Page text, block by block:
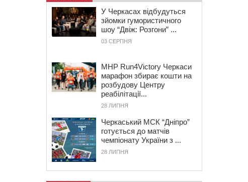
У Черкасах відбудуться
зйомки гумористичного
шоу “Двіж: Розгони” ...
03 СЕРПНЯ
MHP Run4Victory Черкаси
марафон збирає кошти на
розбудову Центру
реабілітації...
28 ЛИПНЯ
Черкаський МСК “Дніпро”
готується до матчів
чемпіонату України з ...
28 ЛИПНЯ